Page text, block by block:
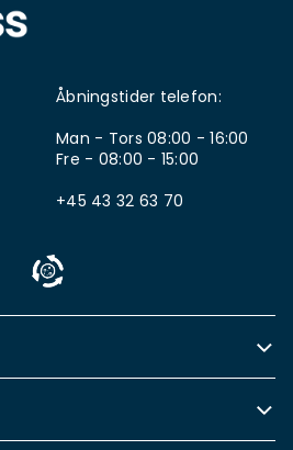
Åbningstider telefon:
Man - Tors 08:00 - 16:00
Fre - 08:00 - 15:00
+45 43 32 63 70